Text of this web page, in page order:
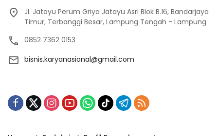
Jl. Jatayu Perum Griya Jatayu Asri Blok B.16, Bandarjaya
Timur, Terbanggi Besar, Lampung Tengah - Lampung
0852 7362 0153
bisnis.karyanasional@gmail.com